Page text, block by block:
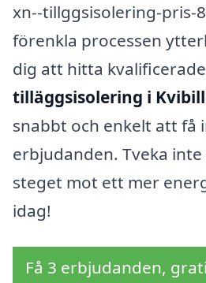
xn--tillggsisolering-pris-
förenkla processen
dig att hitta
tilläggsisolering i
snabbt och enkelt att få
erbjudanden. Tveka
steget mot ett mer
idag!
Få 3 erbjudanden,